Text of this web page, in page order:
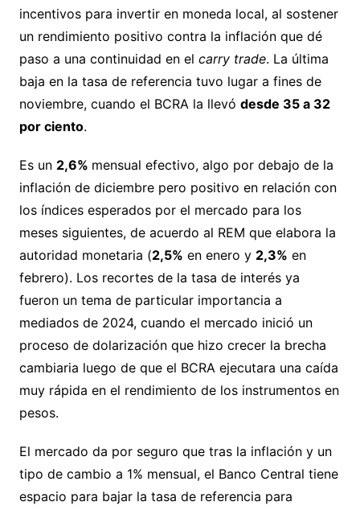
incentivos para invertir en moneda local, al sostener
un rendimiento positivo contra la inflación que dé
paso a una continuidad en el carry trade. La última
baja en la tasa de referencia tuvo lugar a fines de
noviembre, cuando el BCRA la llevó desde 35 a 32
por ciento.
Es un 2,6% mensual efectivo, algo por debajo de la
inflación de diciembre pero positivo en relación con
los índices esperados por el mercado para los
meses siguientes, de acuerdo al REM que elabora la
autoridad monetaria (2,5% en enero y 2,3% en
febrero). Los recortes de la tasa de interés ya
fueron un tema de particular importancia a
mediados de 2024, cuando el mercado inició un
proceso de dolarización que hizo crecer la brecha
cambiaria luego de que el BCRA ejecutara una caída
muy rápida en el rendimiento de los instrumentos en
pesos.
El mercado da por seguro que tras la inflación y un
tipo de cambio a 1% mensual, el Banco Central tiene
espacio para bajar la tasa de referencia para